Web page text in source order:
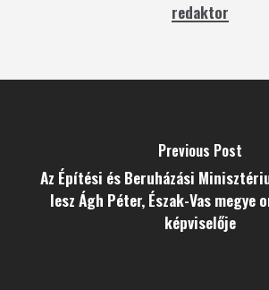
redaktor
Previous Post
Az Építési és Beruházási
lesz Ágh Péter, Észak-Vas megye
képviselője